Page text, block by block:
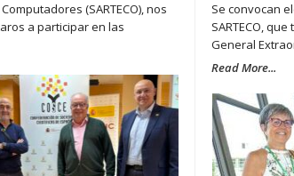
(SARTECO), nos
a participar en las
Se convocan
SARTECO,
General
Read More...